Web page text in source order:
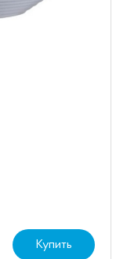
Купить